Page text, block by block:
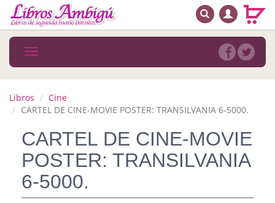
MENÚ PRINCIPAL
Novedades
Arte
Autoayuda. Conocimiento personal
BUSCAR
Toggle
navigation
Libros
Cine
CARTEL DE CINE-MOVIE POSTER: TRANSILVANIA 6-5000.
CARTEL DE CINE-MOVIE
POSTER: TRANSILVANIA
6-5000.